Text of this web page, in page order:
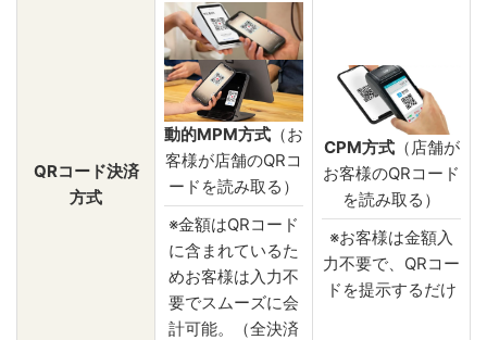
QRコード決済
方式
動的MPM方式 （お
客様が店舗のQRコ
ードを読み取る）
※金額はQRコード
に含まれているた
めお客様は入力不
要でスムーズに会
計可能。（全決済
CPM方式（店舗が
お客様のQRコード
を読み取る）
※お客様は金額入
力不要で、QRコー
ドを提示するだけ